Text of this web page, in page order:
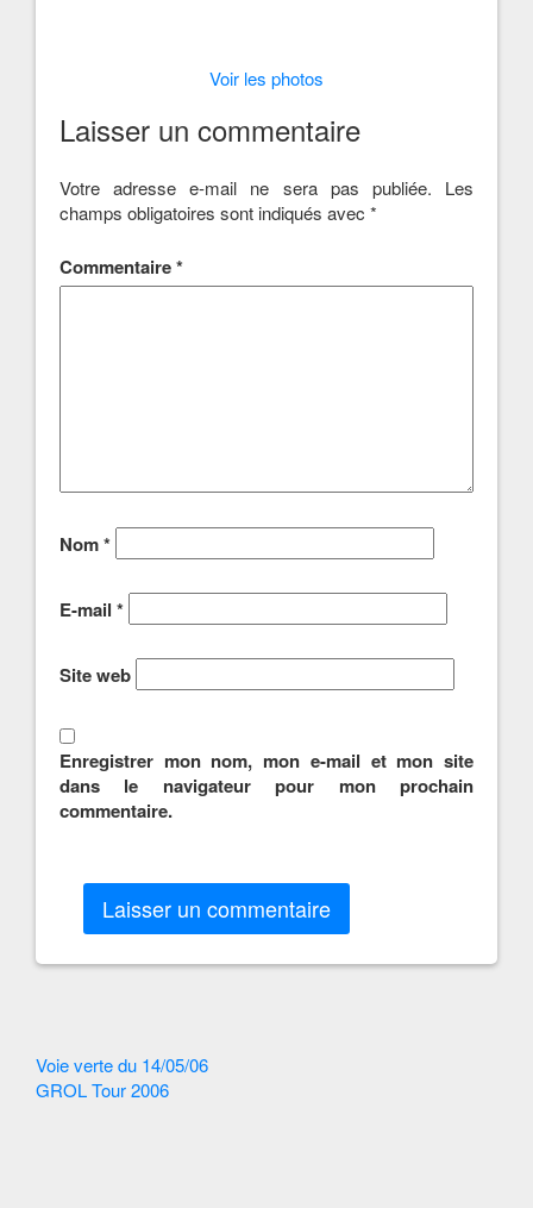
Voir les photos
Laisser un commentaire
Votre adresse e-mail ne sera pas publiée.
Les
champs obligatoires sont indiqués avec *
Commentaire*
Nom*
E-mail *
Site web
Enregistrer mon nom, mon e-mail et mon site
dans le navigateur pour mon prochain
commentaire.
Autres
Articles
Voie verte du 14/05/06
GROL Tour 2006